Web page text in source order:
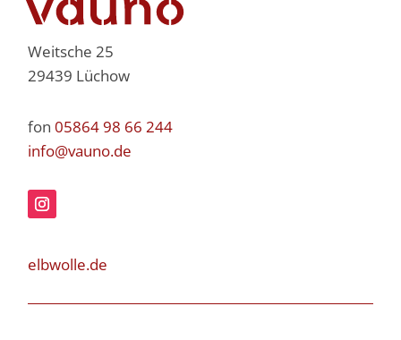
Weitsche 25
29439 Lüchow
fon05864 98 66 244
info@vauno.de
elbwolle.de